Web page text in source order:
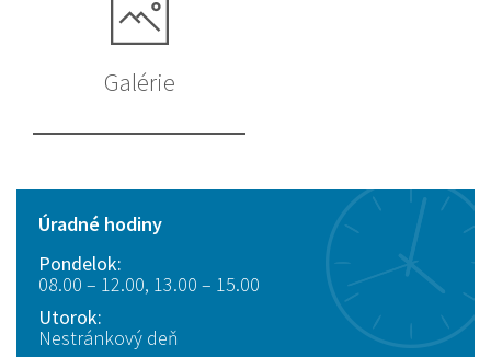
Galérie
Úradné hodiny
Pondelok:
08.00 – 12.00, 13.00 – 15.00
Utorok:
Nestránkový deň